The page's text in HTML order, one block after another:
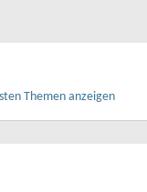
Themen anzeigen